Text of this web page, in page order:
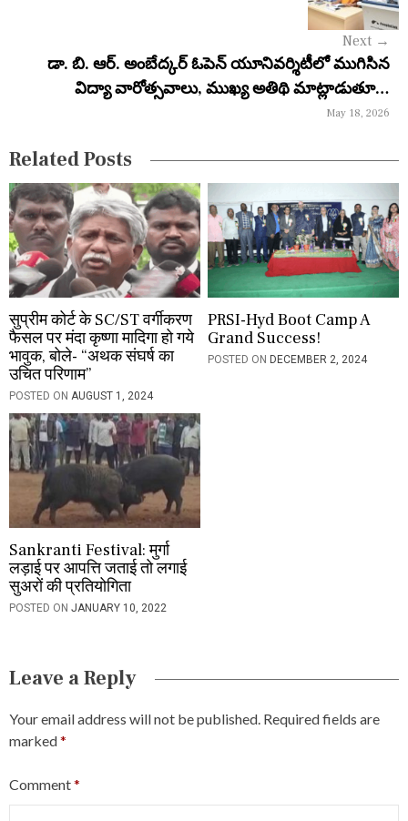
o
n
Next →
డా. బి. ఆర్. అంబేద్కర్ ఓపెన్ యూనివర్శిటీలో ముగిసిన
విద్యా వారోత్సవాలు, ముఖ్య అతిథి మాట్లాడుతూ…
May 18, 2026
Related Posts
सुप्रीम कोर्ट के SC/ST वर्गीकरण
फैसल पर मंदा कृष्णा मादिगा हो गये
भावुक, बोले- “अथक संघर्ष का
उचित परिणाम”
POSTED ON AUGUST 1, 2024
PRSI-Hyd Boot Camp A
Grand Success!
POSTED ONDECEMBER 2, 2024
Sankranti Festival: मुर्गा
लड़ाई पर आपत्ति जताई तो लगाई
सुअरों की प्रतियोगिता
POSTED ON JANUARY 10, 2022
Leave a Reply
Your email address will not be published. Required fields are
marked*
Comment*